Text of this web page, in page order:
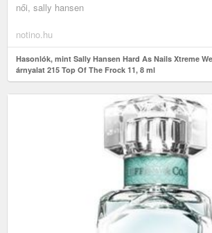
női, sally hansen
notino.hu
Hasonlók, mint Sally Hansen Hard As Nails Xtreme
árnyalat 215 Top Of The Frock 11, 8 ml